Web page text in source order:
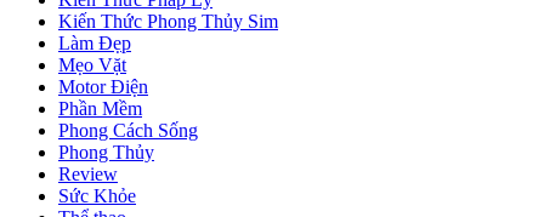
Kiến Thức Phong Thủy Sim
Làm Đẹp
Mẹo Vặt
Motor Điện
Phần Mềm
Phong Cách Sống
Phong Thủy
Review
Sức Khỏe